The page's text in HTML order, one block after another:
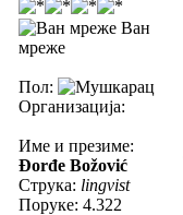
Ван
мреже
Пол:
Организација:
Име и презиме:
Đorđe Božović
Струка: lingvist
Поруке: 4.322